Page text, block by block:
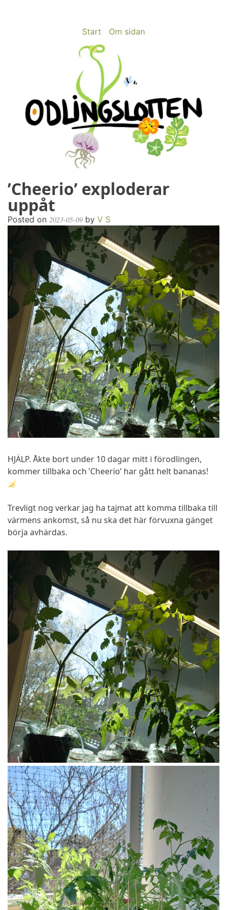
Start Om sidan
odlingslotten.com
Odling på 200 kvm i Stockholms utkant
’Cheerio’ exploderar
uppåt
Posted on 2023-05-09 by V S
HJÄLP. Åkte bort under 10 dagar mitt i förodlingen,
kommer tillbaka och ’Cheerio’ har gått helt bananas!
Trevligt nog verkar jag ha tajmat att komma tillbaka till
värmens ankomst, så nu ska det här förvuxna gänget
börja avhärdas.